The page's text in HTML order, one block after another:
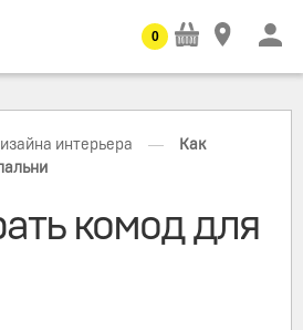
0
интерьера —
Как
комод для